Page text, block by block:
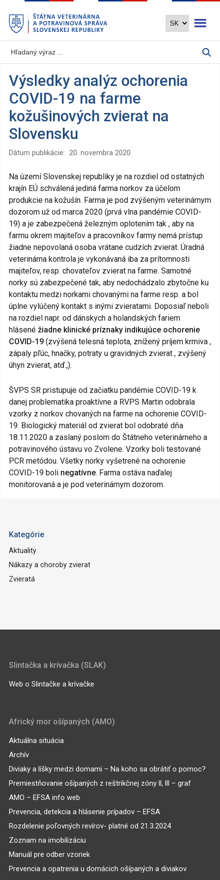
hlavný
obsah
Výsledky analýz ochorenia
COVID-19 na farme
kožušinových zvierat na
Slovensku
Dátum publikácie: 20. novembra 2020
Na území Slovenskej republiky je na rozdiel od ostatných
krajín EÚ schválená jediná farma norkov za účelom
produkcie na kožušín. Farma je pod zvýšeným veterinárnym
dozorom už od marca 2020 (prvá vlna pandémie COVID-
19) a je zabezpečená železným oplotením tak , aby na
farmu okrem majiteľov a pracovníkov farmy nemá prístup
žiadne nepovolaná osoba vrátane cudzích zvierat. Úradná
veterinárna kontrola je vykonávaná iba za prítomnosti
majiteľov, resp. chovateľov zvierat na farme. Samotné
norky sú zabezpečené tak, aby nedochádzalo zbytočne ku
kontaktu medzi norkami chovanými na farme resp. a bol
úplne vylúčený kontakt s inými zvieratami. Doposiaľ neboli
na rozdiel napr. od dánskych a holandských fariem
hlásené žiadne klinické príznaky indikujúce ochorenie
COVID-19(zvýšená telesná teplota, znížený príjem krmiva ,
zápaly pľúc, hnačky, potraty u gravidných zvierat , zvýšený
úhyn zvierat, atď.,).
ŠVPS SR pristupuje od začiatku pandémie COVID-19 k
danej problematika proaktívne a RVPS Martin odobrala
vzorky z norkov chovaných na farme na ochorenie COVID-
19. Biologický materiál od zvierat bol odobraté dňa
18.11.2020 a zaslaný poslom do Štátneho veterinárneho a
potravinového ústavu vo Zvolene. Vzorky boli testované
PCR metódou. Všetky norky vyšetrené na ochorenie
COVID-19 boli negatívne. Farma ostáva naďalej
monitorovaná a je pod veterinárnym dozorom.
Kategórie
Aktuality
Nákazy a choroby zvierat
Zvieratá
Slintačka a krívačka (SLAK)
Web o Slintačke a krívačke
Africký mor ošípaných (AMO)
Aktuálna situácia
Archív
Diviaky a líšky medzi domami – Na koho sa obrátiť o pomoc?
Premiestňovanie ošípaných z reštrikčnej zóny ll, lll – graf
AMO – EFSA info web
Prevencia, detekcia a hlásenie prípadov – EFSA
Rozdelenie poľovných revírov- platné od 21.3.2024
Zoznam na imobilizáciu
Manuál pre odber vzoriek
Prevencia a opatrenia u domácich ošípaných a diviakov